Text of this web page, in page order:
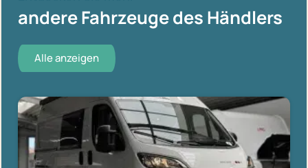
andere Fahrzeuge des Händlers
Alle anzeigen